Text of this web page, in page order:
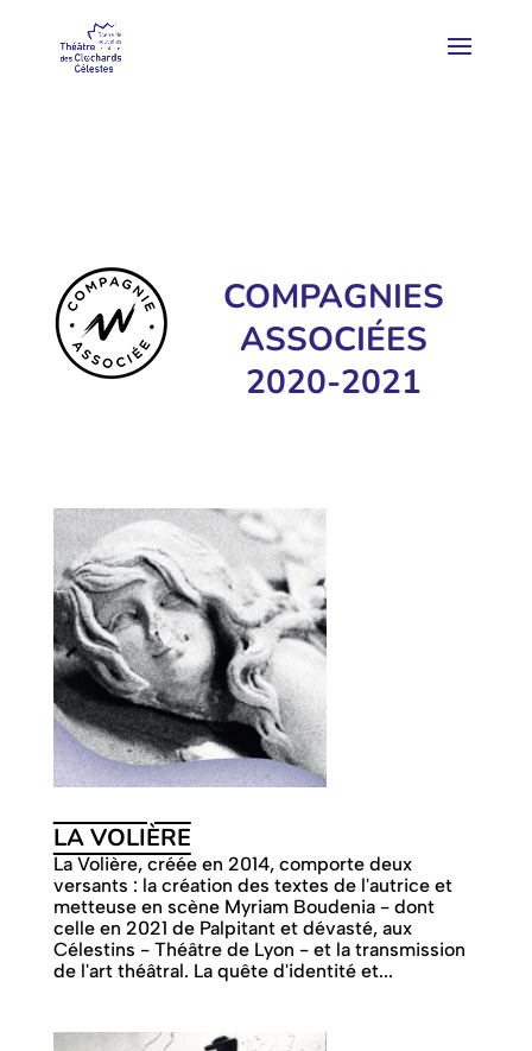
COMPAGNIES
ASSOCIÉES
2020-2021
LA VOLIÈRE
La Volière, créée en 2014, comporte deux
versants : la création des textes de l'autrice et
metteuse en scène Myriam Boudenia - dont
celle en 2021 de Palpitant et dévasté, aux
Célestins - Théâtre de Lyon - et la transmission
de l'art théâtral. La quête d'identité et...